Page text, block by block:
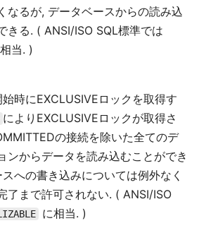
なるが, データベースからの読み込
きる. ( ANSI/ISO SQL標準では
当. )
時にEXCLUSIVEロックを取得す
によりEXCLUSIVEロックが取得さ
の接続を除いた全てのデ
ンからデータを読み込むことができ
への書き込みについては例外なく
了まで許可されない. ( ANSI/ISO
に相当. )